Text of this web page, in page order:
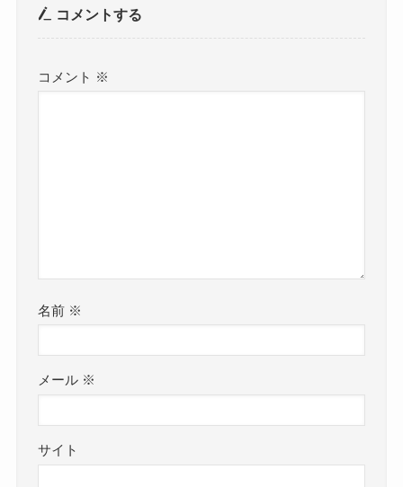
コメントする
コメント ※
名前 ※
メール ※
サイト